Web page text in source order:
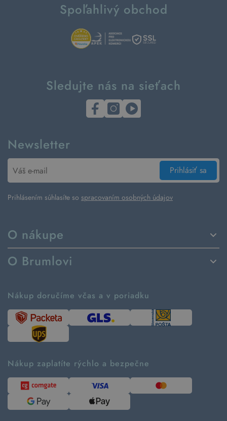
O nákupe
Spôsoby dodania a platby
Vrátenie tovaru a reklamácia
Návod ako nakupovať
Tabuľka veľkostí
Predávané značky
Kontakt
O Brumlovi
Ako tvoríme second hand
Časté otázky
Kde pomáhame
Udržateľnosť
Blog
Pre médiá
Spoľahlivý obchod
Sledujte nás na sieťach
Newsletter
Prihlásiť sa
Prihlásením súhlasíte so spracovaním osobných údajov
Nákup doručíme včas a v poriadku
Nákup zaplatíte rýchlo a bezpečne